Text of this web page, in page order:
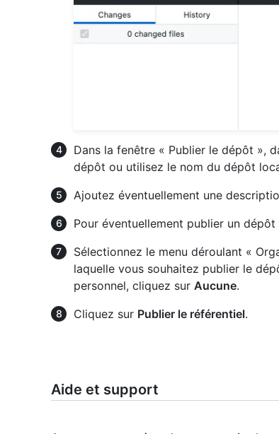
Dans la fenêtre « Publier le dépôt »,
dépôt ou utilisez le nom du dépôt
Ajoutez éventuellement une
Pour éventuellement publier un
Sélectionnez le menu déroulant «
laquelle vous souhaitez publier le
personnel, cliquez sur Aucune.
Cliquez sur Publier le référentiel.
Aide et support